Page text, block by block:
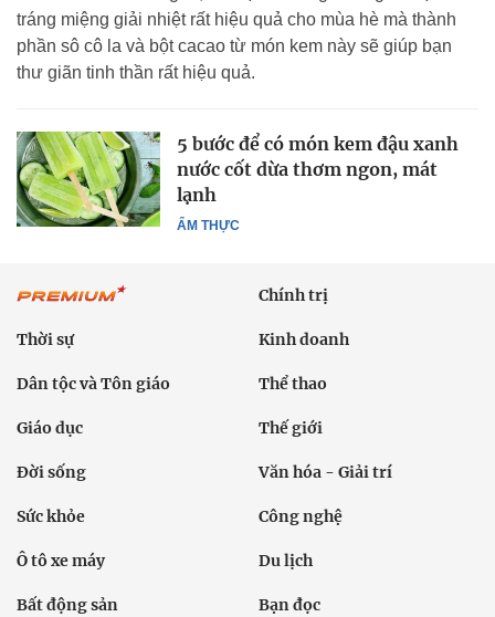
tráng miệng giải nhiệt rất hiệu quả cho mùa hè mà thành
phần sô cô la và bột cacao từ món kem này sẽ giúp bạn
thư giãn tinh thần rất hiệu quả.
ẨM THỰC
5 bước để có món kem đậu xanh
nước cốt dừa thơm ngon, mát
lạnh
Chính trị
Thời sự Kinh doanh
Dân tộc và Tôn giáo Thể thao
Giáo dục Thế giới
Đời sống Văn hóa - Giải trí
Sức khỏe Công nghệ
Ô tô xe máy Du lịch
Bất động sản Bạn đọc